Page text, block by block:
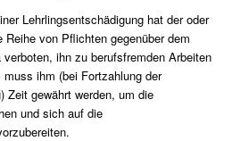
Lehrlingsentschädigung hat der oder
Reihe von Pflichten gegenüber dem
ihn zu berufsfremden Arbeiten
ihm (bei Fortzahlung der
Zeit gewährt werden, um die
und sich auf die